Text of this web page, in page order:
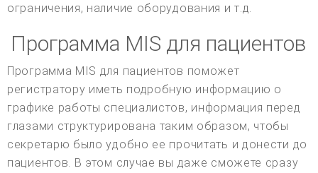
ограничения, наличие оборудования и т.д.
Программа MIS для пациентов
Программа MIS для пациентов поможет
регистратору иметь подробную информацию о
графике работы специалистов, информация перед
глазами структурирована таким образом, чтобы
секретарю было удобно ее прочитать и донести до
пациентов. В этом случае вы даже сможете сразу